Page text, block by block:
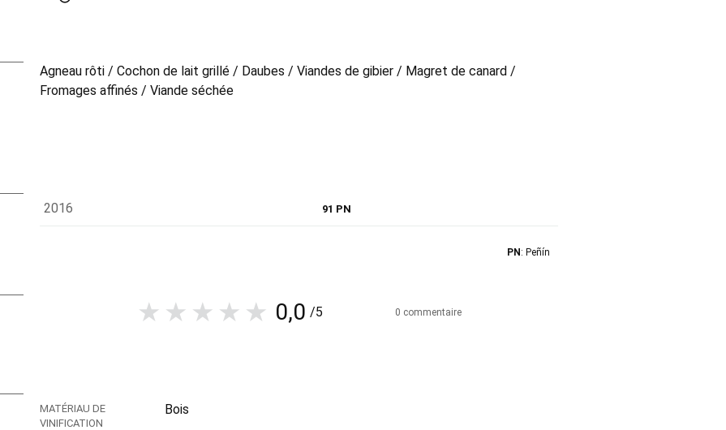
Agneau rôti / Cochon de lait grillé / Daubes / Viandes de gibier / Magret de canard /
Fromages affinés / Viande séchée
2016 91 PN
PN : Peñín
0,0 /5 0 commentaire
MATÉRIAU DE
VINIFICATION
Bois